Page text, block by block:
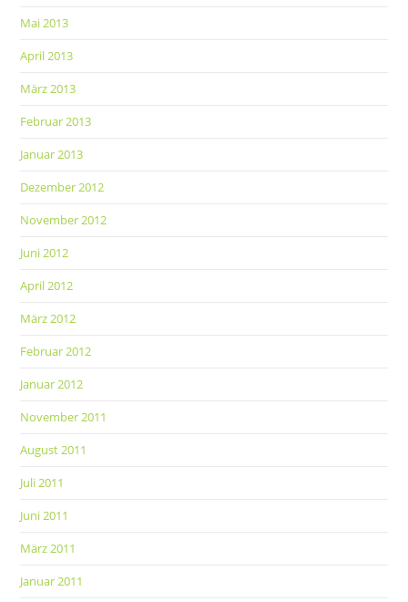
Mai 2013
April 2013
März 2013
Februar 2013
Januar 2013
Dezember 2012
November 2012
Juni 2012
April 2012
März 2012
Februar 2012
Januar 2012
November 2011
August 2011
Juli 2011
Juni 2011
März 2011
Januar 2011